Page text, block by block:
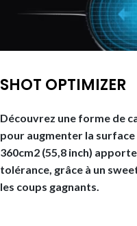
SHOT OPTIMIZER
Découvrez une forme de
pour augmenter la
360cm2 (55,8 inch)
tolérance, grâce à un
les coups gagnants.